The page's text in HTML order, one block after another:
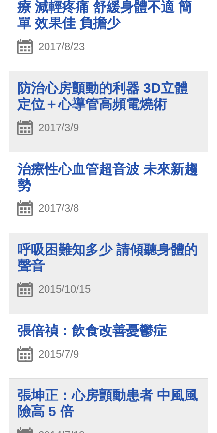
療 減輕疼痛 舒緩身體不適 簡
單 效果佳 負擔少
2017/8/23
防治心房顫動的利器 3D立體
定位＋心導管高頻電燒術
2017/3/9
治療性心血管超音波 未來新趨
勢
2017/3/8
呼吸困難知多少 請傾聽身體的
聲音
2015/10/15
張倍禎：飲食改善憂鬱症
2015/7/9
張坤正：心房顫動患者 中風風
險高 5 倍